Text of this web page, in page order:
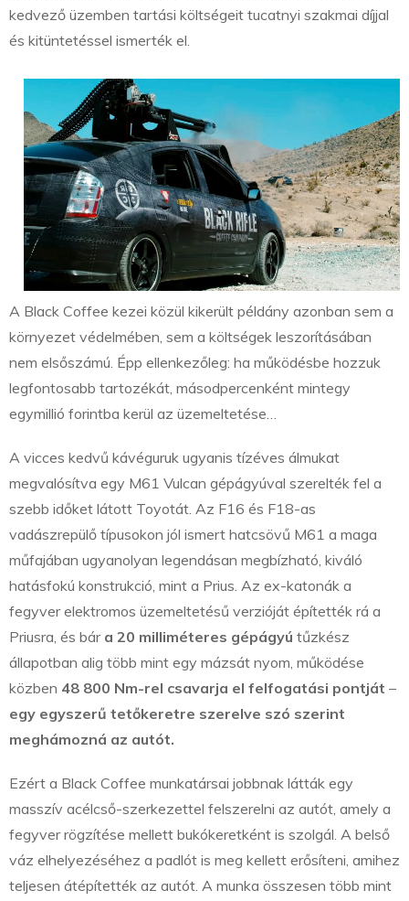
kedvező üzemben tartási költségeit tucatnyi szakmai díjjal
és kitüntetéssel ismerték el.
A Black Coffee kezei közül kikerült példány azonban sem a
környezet védelmében, sem a költségek leszorításában
nem elsőszámú. Épp ellenkezőleg: ha működésbe hozzuk
legfontosabb tartozékát, másodpercenként mintegy
egymillió forintba kerül az üzemeltetése…
A vicces kedvű kávéguruk ugyanis tízéves álmukat
megvalósítva egy M61 Vulcan gépágyúval szerelték fel a
szebb időket látott Toyotát. Az F16 és F18-as
vadászrepülő típusokon jól ismert hatcsövű M61 a maga
műfajában ugyanolyan legendásan megbízható, kiváló
hatásfokú konstrukció, mint a Prius. Az ex-katonák a
fegyver elektromos üzemeltetésű verzióját építették rá a
Priusra, és bár a 20 milliméteres gépágyú tűzkész
állapotban alig több mint egy mázsát nyom, működése
közben 48 800 Nm-rel csavarja el felfogatási pontját –
egy egyszerű tetőkeretre szerelve szó szerint
meghámozná az autót.
Ezért a Black Coffee munkatársai jobbnak látták egy
masszív acélcső-szerkezettel felszerelni az autót, amely a
fegyver rögzítése mellett bukókeretként is szolgál. A belső
váz elhelyezéséhez a padlót is meg kellett erősíteni, amihez
teljesen átépítették az autót. A munka összesen több mint